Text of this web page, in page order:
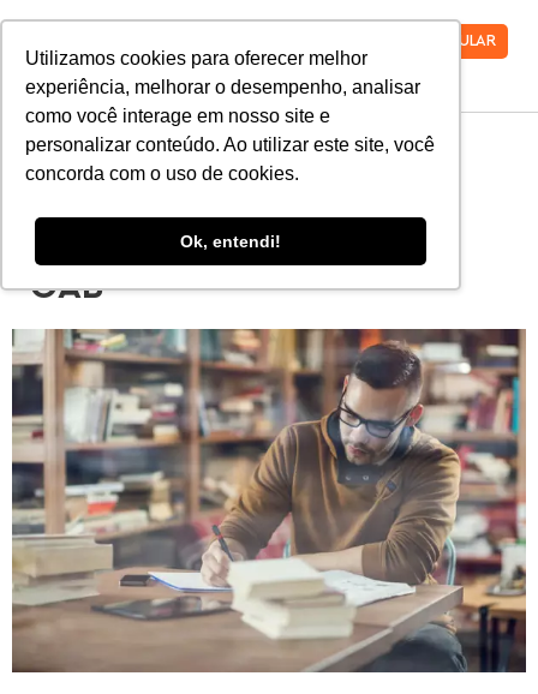
Utilizamos cookies para oferecer melhor
experiência, melhorar o desempenho, analisar
como você interage em nosso site e
personalizar conteúdo. Ao utilizar este site, você
concorda com o uso de cookies.
Ok, entendi!
VESTIBULAR
Exame da Ordem: o guia
para você saber quando
começar a estudar para a
OAB